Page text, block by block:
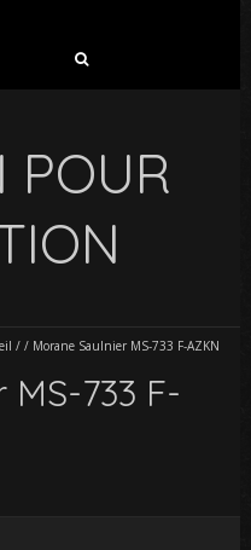
POUR
/ / Morane Saulnier MS-733 F-AZKN
MS-733 F-